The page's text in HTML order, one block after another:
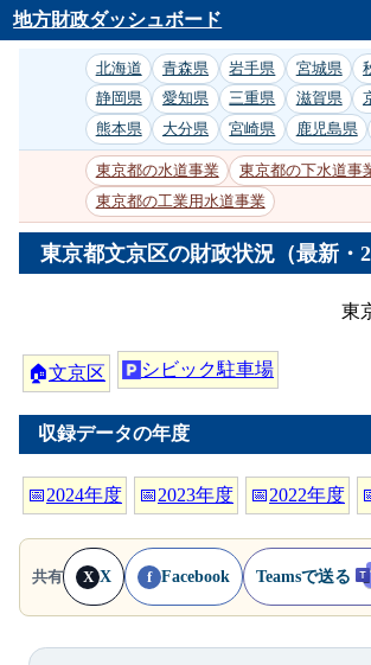
地方財政ダッシュボード
北海道 青森県 岩手県 宮城県
静岡県
愛知県 三重県 滋賀県
熊本県
大分県 宮崎県 鹿児島県
東京都の水道事業 東京都の下水道事
東京都の工業用水道事業
東京都文京区の財政状況（最新・
東
🏠文京区 シビック駐車場
収録データの年度
📅2024年度 📅2023年度 📅2022年度
共有 X X f Facebook Teamsで送る